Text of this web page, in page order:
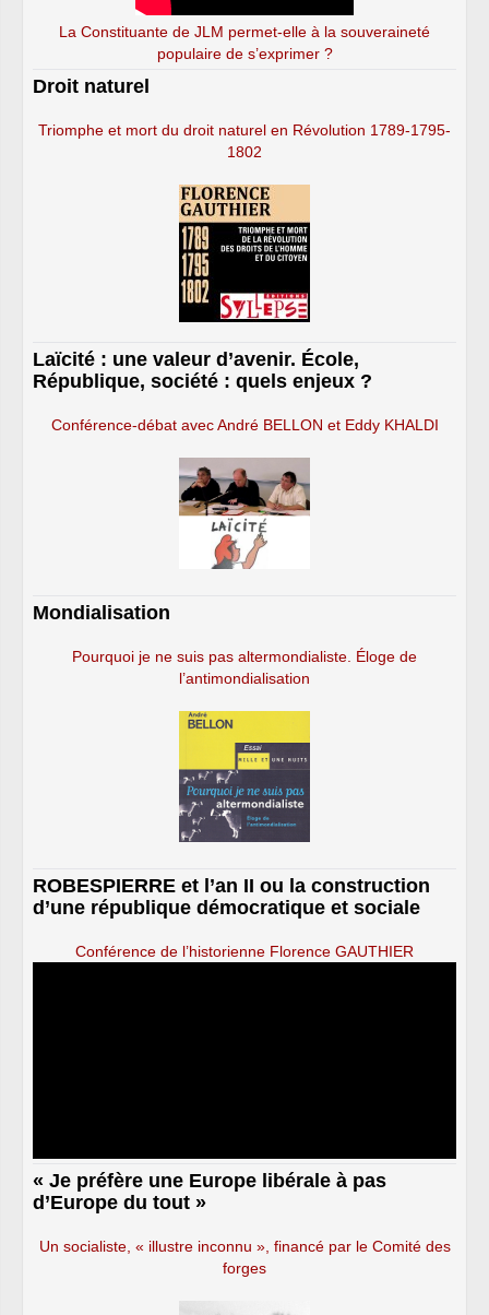
La Constituante de JLM permet-elle à la souveraineté
populaire de s’exprimer ?
Droit naturel
Triomphe et mort du droit naturel en Révolution 1789-1795-
1802
Laïcité : une valeur d’avenir. École,
République, société : quels enjeux ?
Conférence-débat avec André BELLON et Eddy KHALDI
Mondialisation
Pourquoi je ne suis pas altermondialiste. Éloge de
l’antimondialisation
ROBESPIERRE et l’an II ou la construction
d’une république démocratique et sociale
Conférence de l’historienne Florence GAUTHIER
« Je préfère une Europe libérale à pas
d’Europe du tout »
Un socialiste, « illustre inconnu », financé par le Comité des
forges